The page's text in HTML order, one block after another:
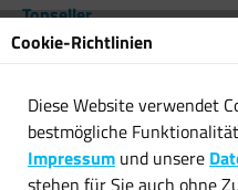
Topseller
Cookie-Richtlinien
Diese Website verwendet
bestmögliche
Impressum und unsere
stehen für Sie auch ohne